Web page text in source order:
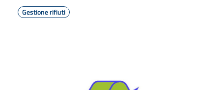
Gestione rifiuti